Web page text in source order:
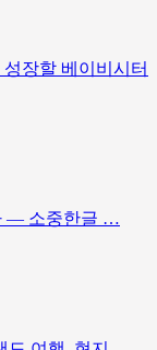
장할 베이비시터
— 소중한글 …